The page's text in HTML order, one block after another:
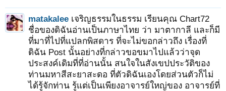
matakalee เจริญธรรมในธรรม เรียนคุณ Chart72
ชื่อของดิฉันอ่านเป็นภาษาไทย ว่า มาตากาลี และก็มี
ที่มาที่ไปที่แปลกพิสดาร ที่จะไม่ขอกล่าวถึง เรื่องที่
ดิฉัน Post นั้นอย่างที่กล่าวขอขมาไปแล้วว่าจุด
ประสงค์เดิมที่ที่อ่านนั้น สนใจในสังเขปประวัติของ
ท่านมหาสีสะยาสะดอ ที่ตัวดิฉันเองโดยส่วนตัวก็ไม่
ได้รู้จักท่าน รู้แต่เป็นเพียงอาจารย์ใหญ่ของ อาจารย์ที่